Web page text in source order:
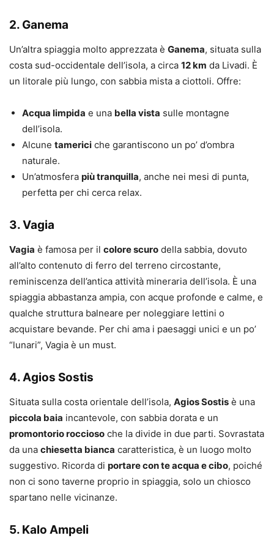
2. Ganema
Un’altra spiaggia molto apprezzata è Ganema, situata sulla
costa sud-occidentale dell’isola, a circa 12 km da Livadi. È
un litorale più lungo, con sabbia mista a ciottoli. Offre:
Acqua limpida e una bella vista sulle montagne
dell’isola.
Alcune tamerici che garantiscono un po’ d’ombra
naturale.
Un’atmosfera più tranquilla, anche nei mesi di punta,
perfetta per chi cerca relax.
3. Vagia
Vagia è famosa per il colore scuro della sabbia, dovuto
all’alto contenuto di ferro del terreno circostante,
reminiscenza dell’antica attività mineraria dell’isola. È una
spiaggia abbastanza ampia, con acque profonde e calme, e
qualche struttura balneare per noleggiare lettini o
acquistare bevande. Per chi ama i paesaggi unici e un po’
“lunari”, Vagia è un must.
4. Agios Sostis
Situata sulla costa orientale dell’isola, Agios Sostis è una
piccola baia incantevole, con sabbia dorata e un
promontorio roccioso che la divide in due parti. Sovrastata
da una chiesetta bianca caratteristica, è un luogo molto
suggestivo. Ricorda di portare con te acqua e cibo, poiché
non ci sono taverne proprio in spiaggia, solo un chiosco
spartano nelle vicinanze.
5. Kalo Ampeli